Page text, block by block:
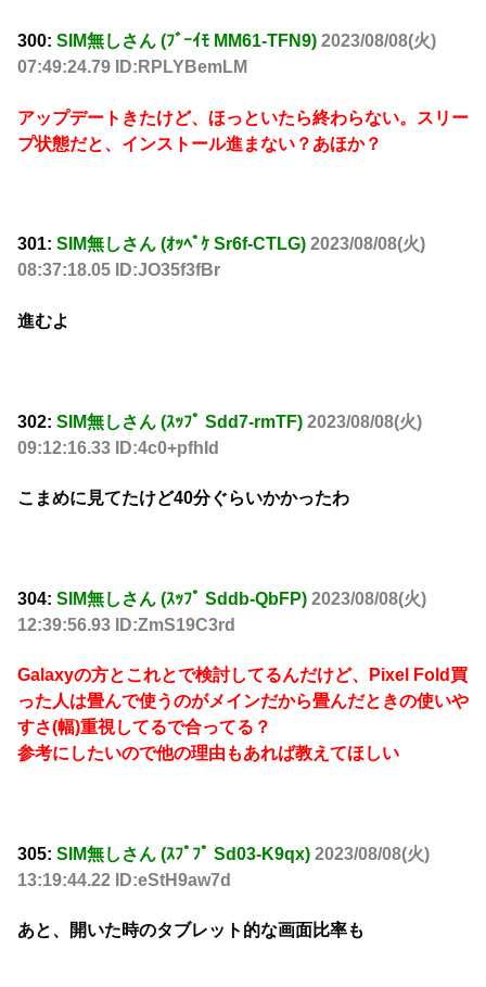
300: SIM無しさん (ﾌﾞｰｲﾓ MM61-TFN9) 2023/08/08(火)
07:49:24.79 ID:RPLYBemLM
アップデートきたけど、ほっといたら終わらない。スリー
プ状態だと、インストール進まない？あほか？
301: SIM無しさん (ｵｯﾍﾟｹ Sr6f-CTLG) 2023/08/08(火)
08:37:18.05 ID:JO35f3fBr
進むよ
302: SIM無しさん (ｽｯﾌﾟ Sdd7-rmTF) 2023/08/08(火)
09:12:16.33 ID:4c0+pfhId
こまめに見てたけど40分ぐらいかかったわ
304: SIM無しさん (ｽｯﾌﾟ Sddb-QbFP) 2023/08/08(火)
12:39:56.93 ID:ZmS19C3rd
Galaxyの方とこれとで検討してるんだけど、Pixel Fold買
った人は畳んで使うのがメインだから畳んだときの使いや
すさ(幅)重視してるで合ってる？
参考にしたいので他の理由もあれば教えてほしい
305: SIM無しさん (ｽﾌﾟﾌﾟ Sd03-K9qx) 2023/08/08(火)
13:19:44.22 ID:eStH9aw7d
あと、開いた時のタブレット的な画面比率も